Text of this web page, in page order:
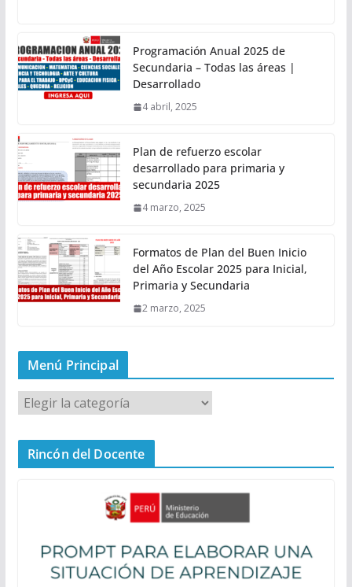
Programación Anual 2025 de
Secundaria – Todas las áreas |
Desarrollado
4 abril, 2025
Plan de refuerzo escolar
desarrollado para primaria y
secundaria 2025
4 marzo, 2025
Formatos de Plan del Buen Inicio
del Año Escolar 2025 para Inicial,
Primaria y Secundaria
2 marzo, 2025
Menú Principal
M
n
Rincón del Docente